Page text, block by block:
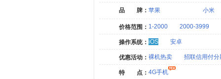
品 牌： 苹果 小米
价格范围： 1-2000 2000-3999
操作系统： iOS 安卓
优惠活动： 裸机热卖 招联信用付分
特 点： 4G手机